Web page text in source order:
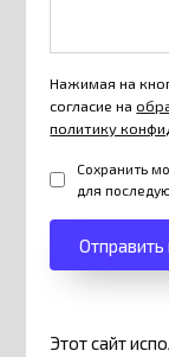
Нажимая на
согласие на
политику
Сохранить
для
Этот сайт